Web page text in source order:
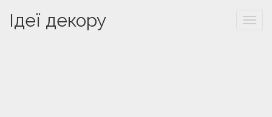
Ідеї декору